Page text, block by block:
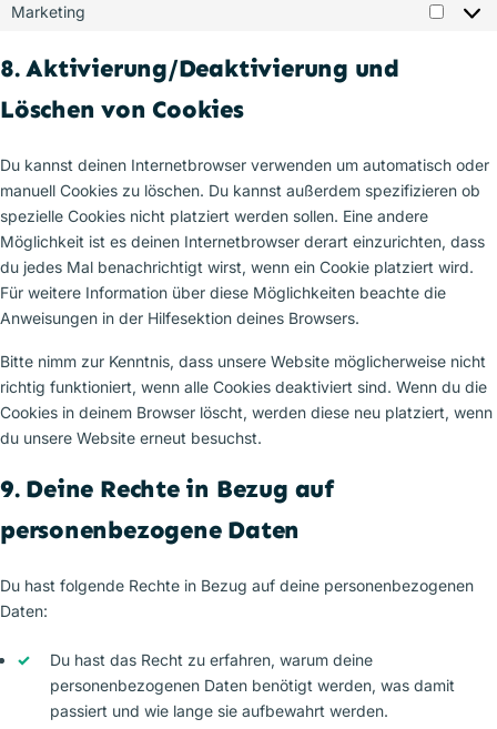
Marketing
8. Aktivierung/Deaktivierung und
Löschen von Cookies
Du kannst deinen Internetbrowser verwenden um automatisch oder
manuell Cookies zu löschen. Du kannst außerdem spezifizieren ob
spezielle Cookies nicht platziert werden sollen. Eine andere
Möglichkeit ist es deinen Internetbrowser derart einzurichten, dass
du jedes Mal benachrichtigt wirst, wenn ein Cookie platziert wird.
Für weitere Information über diese Möglichkeiten beachte die
Anweisungen in der Hilfesektion deines Browsers.
Bitte nimm zur Kenntnis, dass unsere Website möglicherweise nicht
richtig funktioniert, wenn alle Cookies deaktiviert sind. Wenn du die
Cookies in deinem Browser löscht, werden diese neu platziert, wenn
du unsere Website erneut besuchst.
9. Deine Rechte in Bezug auf
personenbezogene Daten
Du hast folgende Rechte in Bezug auf deine personenbezogenen
Daten:
Du hast das Recht zu erfahren, warum deine
personenbezogenen Daten benötigt werden, was damit
passiert und wie lange sie aufbewahrt werden.